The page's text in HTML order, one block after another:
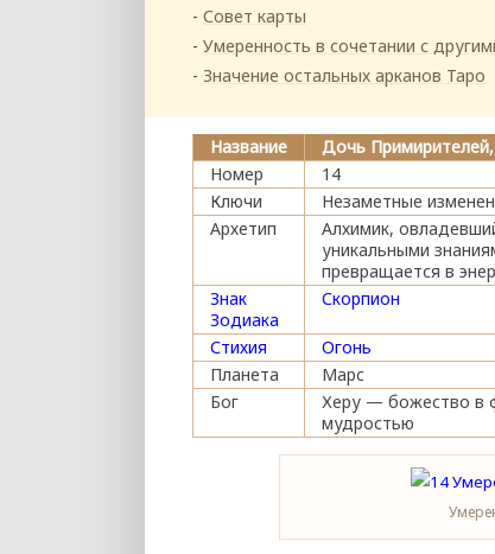
Совет карты
Умеренность в сочетании с
Значение остальных арканов Таро
Название
Дочь
Номер
14
Ключи
Незаметные
Архетип
Алхимик,
уникальными
превращается в
Знак
Зодиака
Скорпион
Стихия
Огонь
Планета
Марс
Бог
Херу — божество в
мудростью